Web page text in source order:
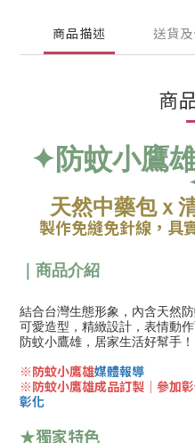
商品描述 送貨
商
✦防蚊小鷹
天然中藥包ｘ
製作免縫免針線，具
｜商品介紹
結合台灣生態形象，內含天然
可愛造型，精緻設計，表情動作
防蚊小鷹雄，居家生活好幫手！
※防蚊小鷹雄媒體報導
※防蚊小鷹雄成品訂製│參加
彰化
★獨家特色